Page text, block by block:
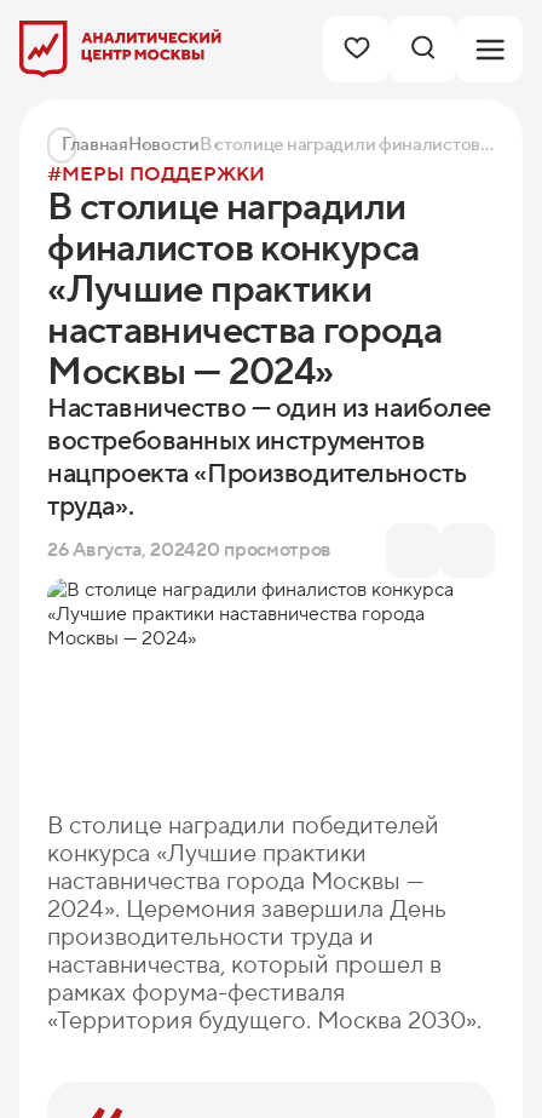
ГлавнаяНовости В столице наградили финалистов конкурса «Лучшие практики наставничества города Москвы — 2024»
#МЕРЫ ПОДДЕРЖКИ
В столице наградили
финалистов конкурса
«Лучшие практики
наставничества города
Москвы — 2024»
Наставничество — один из наиболее
востребованных инструментов
нацпроекта «Производительность
труда».
26 Августа, 202420 просмотров
В столице наградили победителей
конкурса «Лучшие практики
наставничества города Москвы —
2024». Церемония завершила День
производительности труда и
наставничества, который прошел в
рамках форума-фестиваля
«Территория будущего. Москва 2030».